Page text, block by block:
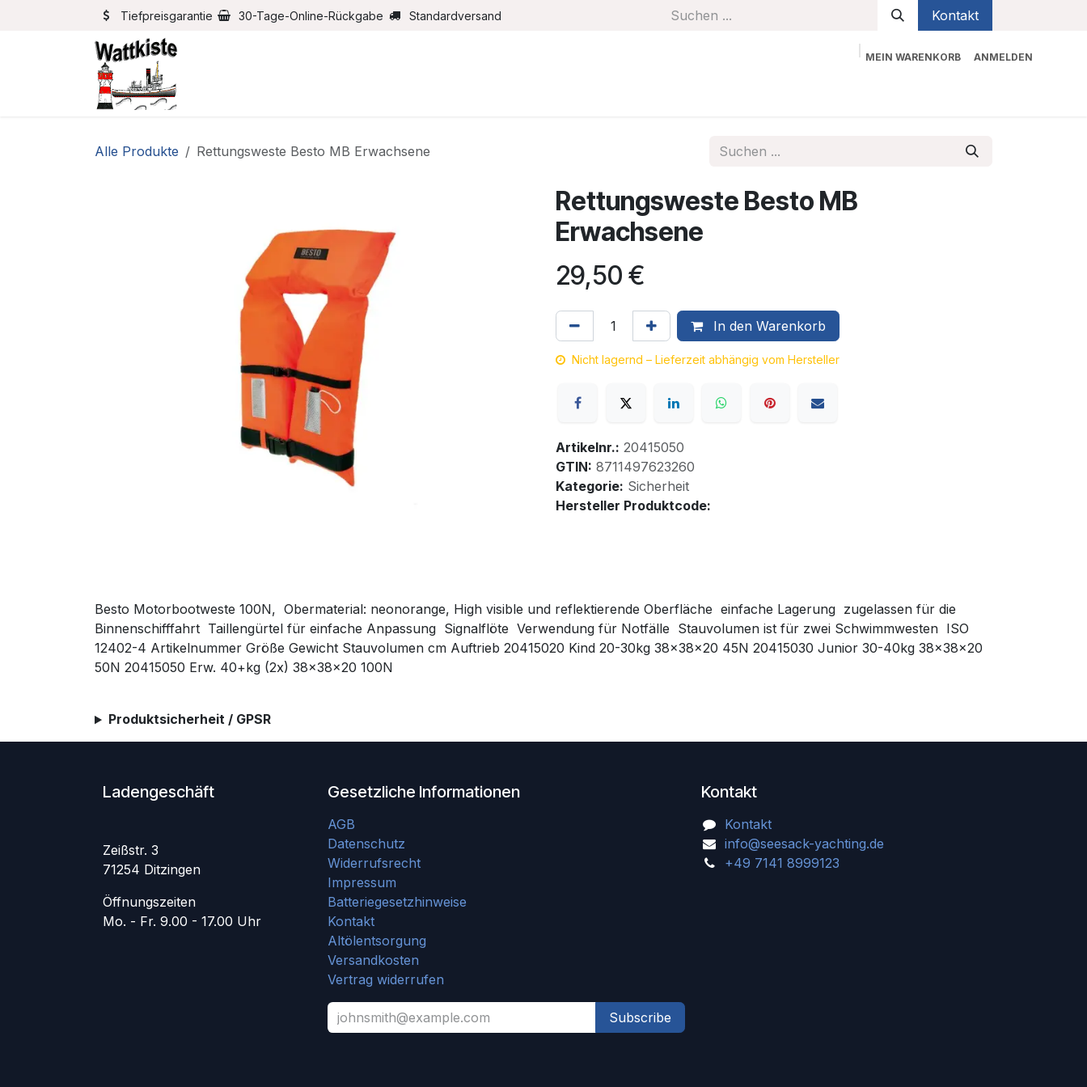
Zum Inhalt springenTiefpreisgarantie 30-Tage-Online-Rückgabe Standardversand Kontakt
MEIN WARENKORB ANMELDEN
Alle Produkte Rettungsweste Besto MB Erwachsene
Rettungsweste Besto MB
Erwachsene
29,50 €
In den Warenkorb
Nicht lagernd – Lieferzeit abhängig vom Hersteller
Artikelnr.: 20415050
GTIN: 8711497623260
Kategorie: Sicherheit
Hersteller Produktcode:
Besto Motorbootweste 100N,  Obermaterial: neonorange, High visible und reflektierende Oberfläche  einfache Lagerung  zugelassen für die
Binnenschifffahrt  Taillengürtel für einfache Anpassung  Signalflöte  Verwendung für Notfälle  Stauvolumen ist für zwei Schwimmwesten  ISO
12402-4 Artikelnummer Größe Gewicht Stauvolumen cm Auftrieb 20415020 Kind 20-30kg 38x38x20 45N 20415030 Junior 30-40kg 38x38x20
50N 20415050 Erw. 40+kg (2x) 38x38x20 100N
Produktsicherheit / GPSR
Ladengeschäft
Zeißstr. 3
71254 Ditzingen
Öffnungszeiten
Mo. - Fr. 9.00 - 17.00 Uhr
Kontakt
Kontakt
info@seesack-yachting.de
+49 7141 8999123
Gesetzliche Informationen
AGB
Datenschutz
Widerrufsrecht
Impressum
Batteriegesetzhinweise
Kontakt
Altölentsorgung
Versandkosten
Vertrag widerrufen
Subscribe